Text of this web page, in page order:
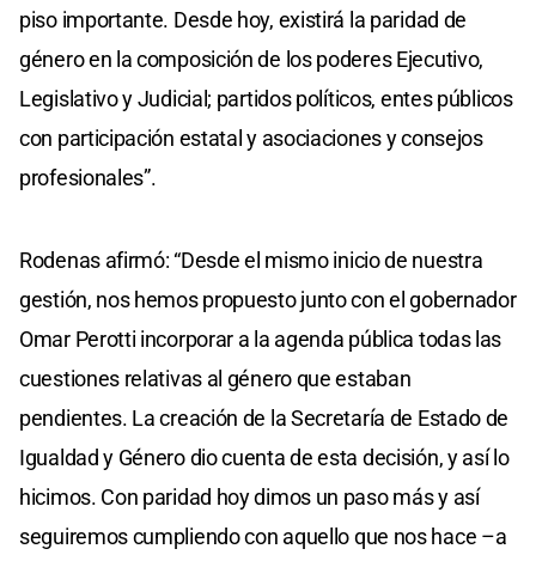
piso importante. Desde hoy, existirá la paridad de
género en la composición de los poderes Ejecutivo,
Legislativo y Judicial; partidos políticos, entes públicos
con participación estatal y asociaciones y consejos
profesionales”.
Rodenas afirmó: “Desde el mismo inicio de nuestra
gestión, nos hemos propuesto junto con el gobernador
Omar Perotti incorporar a la agenda pública todas las
cuestiones relativas al género que estaban
pendientes. La creación de la Secretaría de Estado de
Igualdad y Género dio cuenta de esta decisión, y así lo
hicimos. Con paridad hoy dimos un paso más y así
seguiremos cumpliendo con aquello que nos hace –a